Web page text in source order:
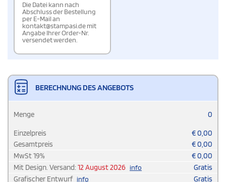
Die Datei kann nach
Abschluss der Bestellung
per E-Mail an
kontakt@stampasi.de mit
Angabe Ihrer Order-Nr.
versendet werden.
BERECHNUNG DES ANGEBOTS
Menge 0
Einzelpreis €0,00
Gesamtpreis
€0,00
MwSt19% €0,00
Mit Design. Versand: 12 August 2026 info
Gratis
Grafischer Entwurf info Gratis